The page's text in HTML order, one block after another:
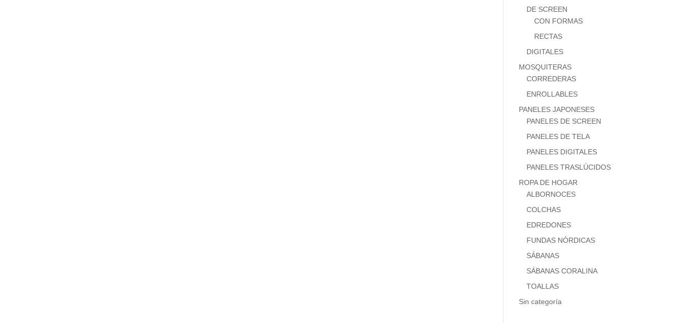
DE SCREEN
CON FORMAS
RECTAS
DIGITALES
MOSQUITERAS
CORREDERAS
ENROLLABLES
PANELES JAPONESES
PANELES DE SCREEN
PANELES DE TELA
PANELES DIGITALES
PANELES TRASLÚCIDOS
ROPA DE HOGAR
ALBORNOCES
COLCHAS
EDREDONES
FUNDAS NÓRDICAS
SÁBANAS
SÁBANAS CORALINA
TOALLAS
Sin categoría